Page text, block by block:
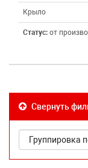
Крыло
Статус: от
Свернуть